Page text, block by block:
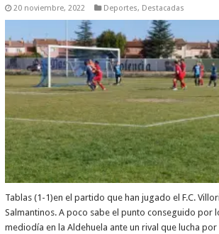
20 noviembre, 2022 Deportes, Destacadas
Tablas (1-1)en el partido que han jugado el F.C.
Salmantinos. A poco sabe el punto conseguido por
mediodía en la Aldehuela ante un rival que lucha